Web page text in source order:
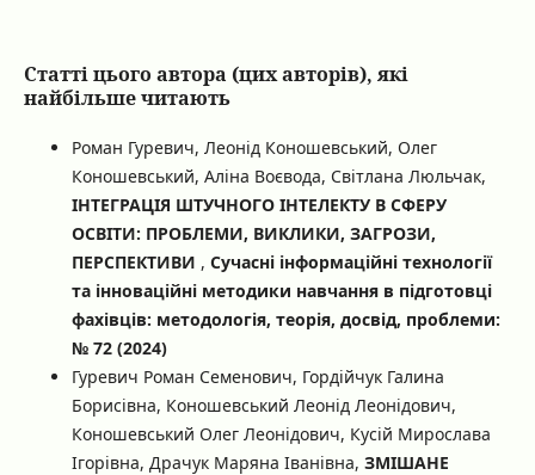
Статті цього автора (цих авторів), які
найбільше читають
Роман Гуревич, Леонід Коношевський, Олег
Коношевський, Аліна Воєвода, Світлана Люльчак,
ІНТЕГРАЦІЯ ШТУЧНОГО ІНТЕЛЕКТУ В СФЕРУ
ОСВІТИ: ПРОБЛЕМИ, ВИКЛИКИ, ЗАГРОЗИ,
ПЕРСПЕКТИВИ , Сучасні інформаційні технології
та інноваційні методики навчання в підготовці
фахівців: методологія, теорія, досвід, проблеми:
№ 72 (2024)
Гуревич Роман Семенович, Гордійчук Галина
Борисівна, Коношевський Леонід Леонідович,
Коношевський Олег Леонідович, Кусій Мирослава
Ігорівна, Драчук Маряна Іванівна, ЗМІШАНЕ